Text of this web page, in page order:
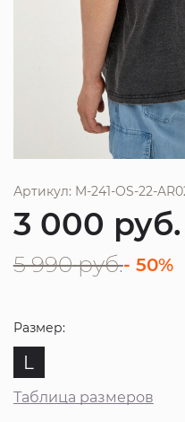
Артикул: M-241-OS-22-
3 000 руб.
5 990 руб.- 50%
Размер:
L
Таблица размеров